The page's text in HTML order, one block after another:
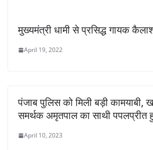
मुख्यमंत्री धामी से प्रसिद्ध गायक
April 19, 2022
पंजाब पुलिस को मिली बड़ी कामयाबी,
समर्थक अमृतपाल का साथी पपलप्रीत
April 10, 2023